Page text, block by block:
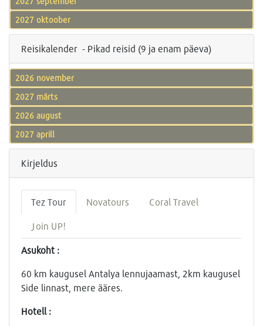
2027 oktoober
Reisikalender - Pikad reisid (9 ja enam päeva)
2026 november
2027 märts
2026 august
2027 aprill
Kirjeldus
Tez Tour Novatours Coral Travel
Join UP!
Asukoht :
60 km kaugusel Antalya lennujaamast, 2km kaugusel
Side linnast, mere ääres.
Hotell :